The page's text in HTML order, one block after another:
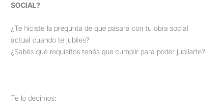
SOCIAL?
¿Te hiciste la pregunta de que pasará con tu obra social
actual cuando te jubiles?
¿Sabés qué requisitos tenés que cumplir para poder jubilarte?
Te lo decimos: